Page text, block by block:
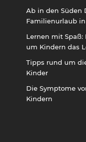
Ab in den Süden
Familienurlaub in
Lernen mit Spaß:
um Kindern das
Tipps rund um
Kinder
Die Symptome
Kindern